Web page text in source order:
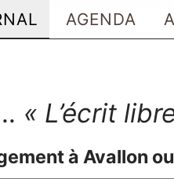
AGENDA
« L’écrit
à Avallon